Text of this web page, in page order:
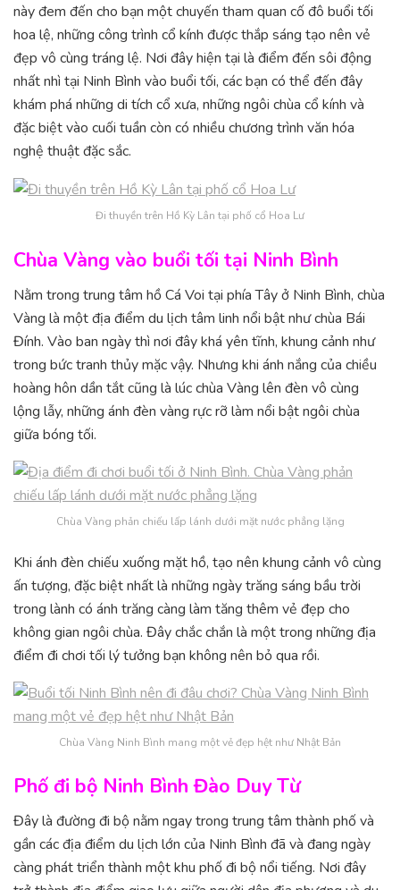
này đem đến cho bạn một chuyến tham quan cố đô buổi tối
hoa lệ, những công trình cổ kính được thắp sáng tạo nên vẻ
đẹp vô cùng tráng lệ. Nơi đây hiện tại là điểm đến sôi động
nhất nhì tại Ninh Bình vào buổi tối, các bạn có thể đến đây
khám phá những di tích cổ xưa, những ngôi chùa cổ kính và
đặc biệt vào cuối tuần còn có nhiều chương trình văn hóa
nghệ thuật đặc sắc.
Đi thuyền trên Hồ Kỳ Lân tại phố cổ Hoa Lư
Chùa Vàng vào buổi tối tại Ninh Bình
Nằm trong trung tâm hồ Cá Voi tại phía Tây ở Ninh Bình, chùa
Vàng là một địa điểm du lịch tâm linh nổi bật như chùa Bái
Đính. Vào ban ngày thì nơi đây khá yên tĩnh, khung cảnh như
trong bức tranh thủy mặc vậy. Nhưng khi ánh nắng của chiều
hoàng hôn dần tắt cũng là lúc chùa Vàng lên đèn vô cùng
lộng lẫy, những ánh đèn vàng rực rỡ làm nổi bật ngôi chùa
giữa bóng tối.
Chùa Vàng phản chiếu lấp lánh dưới mặt nước phẳng lặng
Khi ánh đèn chiếu xuống mặt hồ, tạo nên khung cảnh vô cùng
ấn tượng, đặc biệt nhất là những ngày trăng sáng bầu trời
trong lành có ánh trăng càng làm tăng thêm vẻ đẹp cho
không gian ngôi chùa. Đây chắc chắn là một trong những địa
điểm đi chơi tối lý tưởng bạn không nên bỏ qua rồi.
Chùa Vàng Ninh Bình mang một vẻ đẹp hệt như Nhật Bản
Phố đi bộ Ninh Bình Đào Duy Từ
Đây là đường đi bộ nằm ngay trong trung tâm thành phố và
gần các địa điểm du lịch lớn của Ninh Bình đã và đang ngày
càng phát triển thành một khu phố đi bộ nổi tiếng. Nơi đây